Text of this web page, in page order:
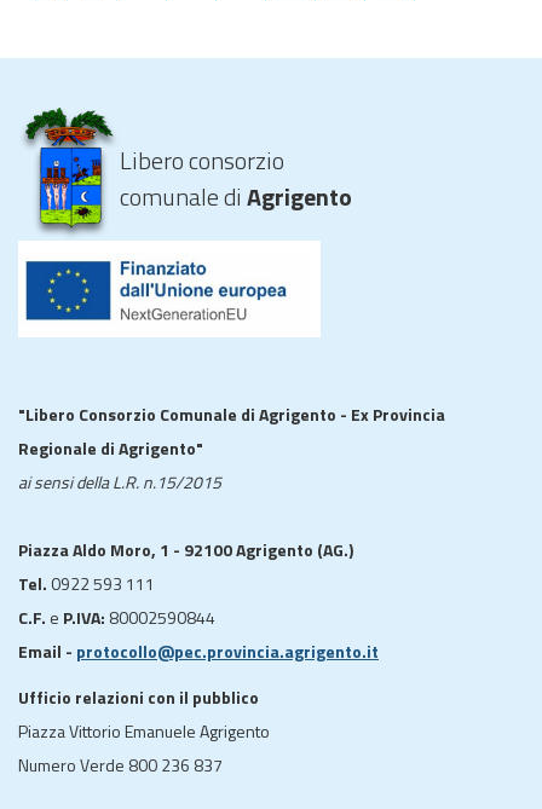
Libero consorzio
comunale diAgrigento
"Libero Consorzio Comunale di Agrigento - Ex Provincia
Regionale di Agrigento"
ai sensi della L.R. n.15/2015
Piazza Aldo Moro, 1 - 92100 Agrigento (AG.)
Tel. 0922 593 111
C.F. e P.IVA: 80002590844
Email - protocollo@pec.provincia.agrigento.it
Ufficio relazioni con il pubblico
Piazza Vittorio Emanuele Agrigento
Numero Verde 800 236 837